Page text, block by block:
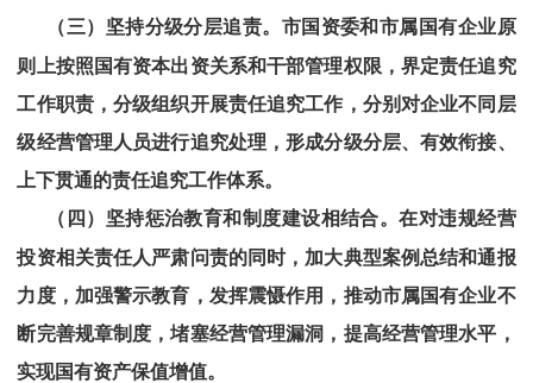
（三）坚持分级分层追责。市国资委和市属国有企业原
则上按照国有资本出资关系和干部管理权限，界定责任追究
工作职责，分级组织开展责任追究工作，分别对企业不同层
级经营管理人员进行追究处理，形成分级分层、有效衔接、
上下贯通的责任追究工作体系。
（四）坚持惩治教育和制度建设相结合。在对违规经营
投资相关责任人严肃问责的同时，加大典型案例总结和通报
力度，加强警示教育，发挥震慑作用，推动市属国有企业不
断完善规章制度，堵塞经营管理漏洞，提高经营管理水平，
实现国有资产保值增值。